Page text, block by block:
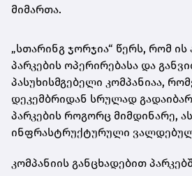
მიმართა.
„სთარინგ ჯორჯია“ წერს, რომ
პარკების ოპერირებასა და
პასუხისმგებელი კომპანიაა,
დეკემბრიდან სრულად
პარკების როგორც მიმდინარე,
ინფრასტრუქტურული
კომპანიის განცხადებით